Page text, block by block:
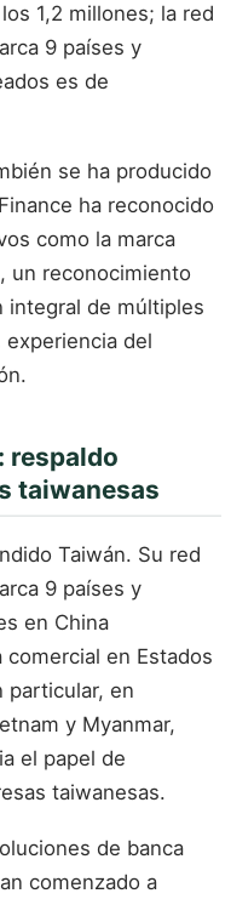
1,2 millones; la red
9 países y
es de
se ha producido
ha reconocido
como la marca
un reconocimiento
integral de múltiples
del
respaldo
taiwanesas
Taiwán. Su red
9 países y
en China
en Estados
particular, en
y Myanmar,
el papel de
taiwanesas.
de banca
comenzado a